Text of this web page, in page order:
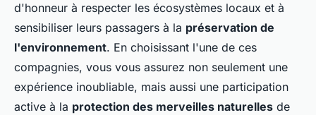
d'honneur à respecter les écosystèmes locaux et à
sensibiliser leurs passagers à la préservation de
l'environnement. En choisissant l'une de ces
compagnies, vous vous assurez non seulement une
expérience inoubliable, mais aussi une participation
active à la protection des merveilles naturelles de